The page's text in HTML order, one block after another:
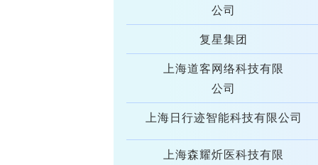
公司
复星集团
上海道客网络科技有限
公司
上海日行迹智能科技有限公司
上海森耀炘医科技有限